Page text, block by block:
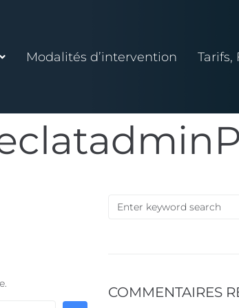
Modalités d’intervention Tarifs,
COMMENTAIRES